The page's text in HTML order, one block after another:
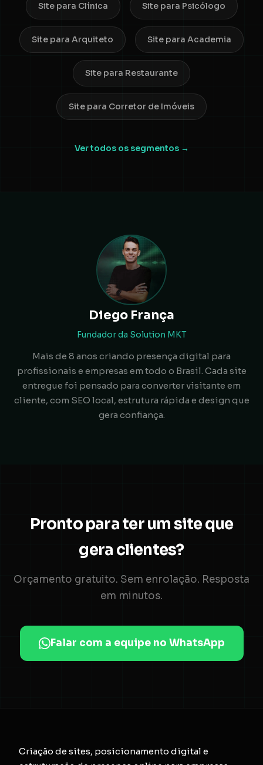
Site para Clínica Site para Psicólogo
Site para Arquiteto Site para Academia
Site para Restaurante
Site para Corretor de Imóveis
Ver todos os segmentos →
Diego França
Fundador da Solution MKT
Mais de 8 anos criando presença digital para
profissionais e empresas em todo o Brasil. Cada site
entregue foi pensado para converter visitante em
cliente, com SEO local, estrutura rápida e design que
gera confiança.
Pronto para ter um site que
gera clientes?
Orçamento gratuito. Sem enrolação. Resposta
em minutos.
Falar com a equipe no WhatsApp
Criação de sites, posicionamento digital e